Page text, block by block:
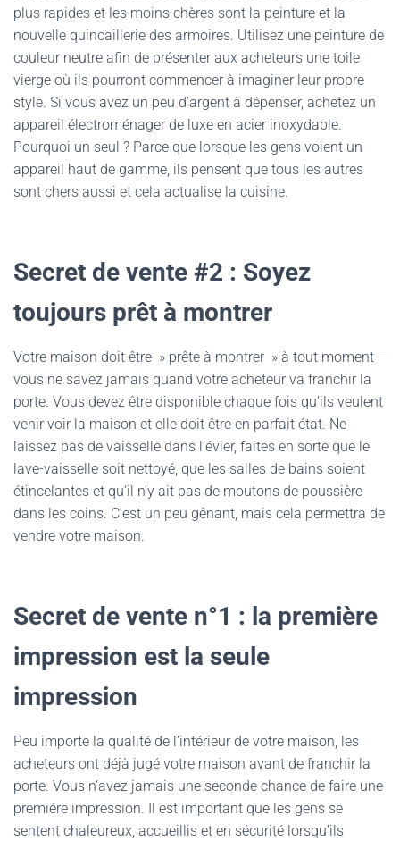
plus rapides et les moins chères sont la peinture et la
nouvelle quincaillerie des armoires. Utilisez une peinture de
couleur neutre afin de présenter aux acheteurs une toile
vierge où ils pourront commencer à imaginer leur propre
style. Si vous avez un peu d’argent à dépenser, achetez un
appareil électroménager de luxe en acier inoxydable.
Pourquoi un seul ? Parce que lorsque les gens voient un
appareil haut de gamme, ils pensent que tous les autres
sont chers aussi et cela actualise la cuisine.
Secret de vente #2 : Soyez
toujours prêt à montrer
Votre maison doit être » prête à montrer » à tout moment –
vous ne savez jamais quand votre acheteur va franchir la
porte. Vous devez être disponible chaque fois qu’ils veulent
venir voir la maison et elle doit être en parfait état. Ne
laissez pas de vaisselle dans l’évier, faites en sorte que le
lave-vaisselle soit nettoyé, que les salles de bains soient
étincelantes et qu’il n’y ait pas de moutons de poussière
dans les coins. C’est un peu gênant, mais cela permettra de
vendre votre maison.
Secret de vente n°1 : la première
impression est la seule
impression
Peu importe la qualité de l’intérieur de votre maison, les
acheteurs ont déjà jugé votre maison avant de franchir la
porte. Vous n’avez jamais une seconde chance de faire une
première impression. Il est important que les gens se
sentent chaleureux, accueillis et en sécurité lorsqu’ils